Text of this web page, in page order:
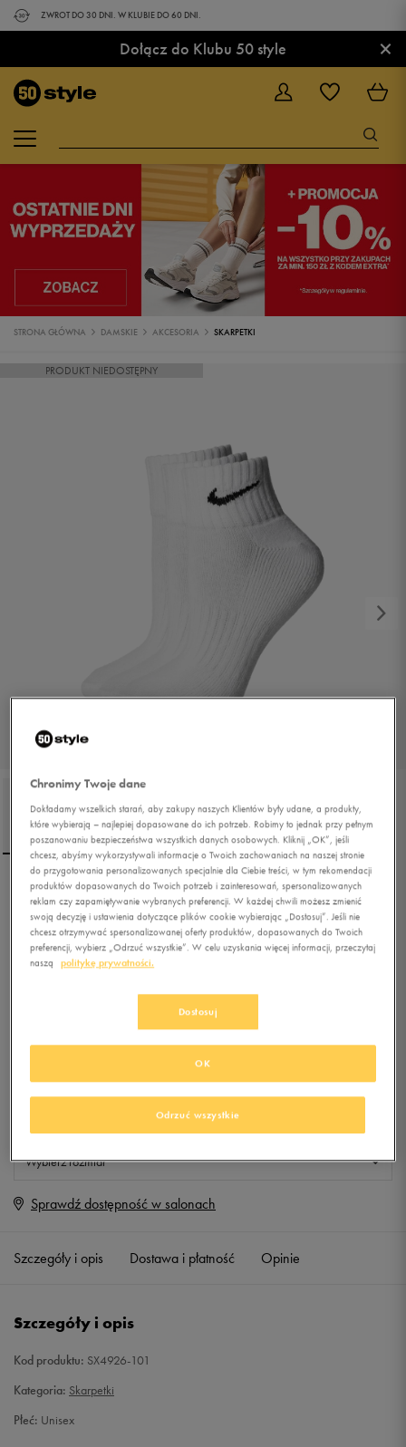
ZWROT DO 30 DNI. W KLUBIE DO 60 DNI.
Dołącz do Klubu 50 style ×
STRONA GŁÓWNA DAMSKIE AKCESORIA SKARPETKI
PRODUKT NIEDOSTĘPNY
NIKE SKARPETY CUSH QT
3PR
4.9 ( 426)
KLUBIE 50 STYLE
Produkt niedostępny
Jeśli artykuł będzie ponownie dostępny, otrzymasz od nas powiadomienie.
Wybierz rozmiar
Rozmiary EU
34-38
46-50
Sprawdź dostępność w salonach
Szczegóły i opis Dostawa i płatność Opinie
Szczegóły i opis
Kod produktu: SX4926-101
Kategoria: Skarpetki
Płeć: Unisex
Chronimy Twoje dane
Dokładamy wszelkich starań, aby zakupy naszych Klientów były udane, a produkty,
które wybierają – najlepiej dopasowane do ich potrzeb. Robimy to jednak przy pełnym
poszanowaniu bezpieczeństwa wszystkich danych osobowych. Kliknij „OK”, jeśli
chcesz, abyśmy wykorzystywali informacje o Twoich zachowaniach na naszej stronie
do przygotowania personalizowanych specjalnie dla Ciebie treści, w tym rekomendacji
produktów dopasowanych do Twoich potrzeb i zainteresowań, spersonalizowanych
reklam czy zapamiętywanie wybranych preferencji. W każdej chwili możesz zmienić
swoją decyzję i ustawienia dotyczące plików cookie wybierając „Dostosuj”. Jeśli nie
chcesz otrzymywać spersonalizowanej oferty produktów, dopasowanych do Twoich
preferencji, wybierz „Odrzuć wszystkie”. W celu uzyskania więcej informacji, przeczytaj
naszą
politykę prywatności.
Dostosuj
Odrzuć wszystkie
OK